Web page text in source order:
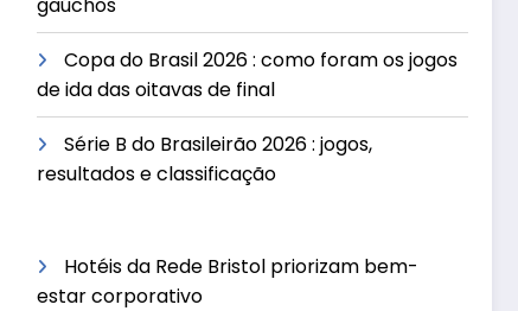
Copa do Brasil 2026 : como foram os jogos
de ida das oitavas de final
Série B do Brasileirão 2026 : jogos,
resultados e classificação
Hotéis da Rede Bristol priorizam bem-
estar corporativo